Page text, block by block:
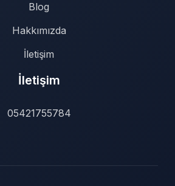
Blog
Hakkımızda
İletişim
İletişim
05421755784